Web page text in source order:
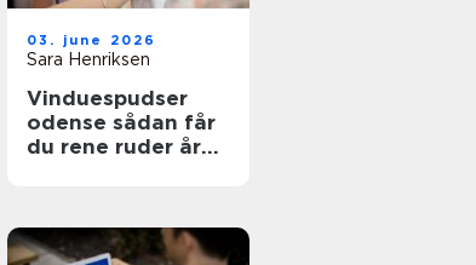
03. june 2026
Sara Henriksen
Vinduespudser
odense sådan får
du rene ruder året